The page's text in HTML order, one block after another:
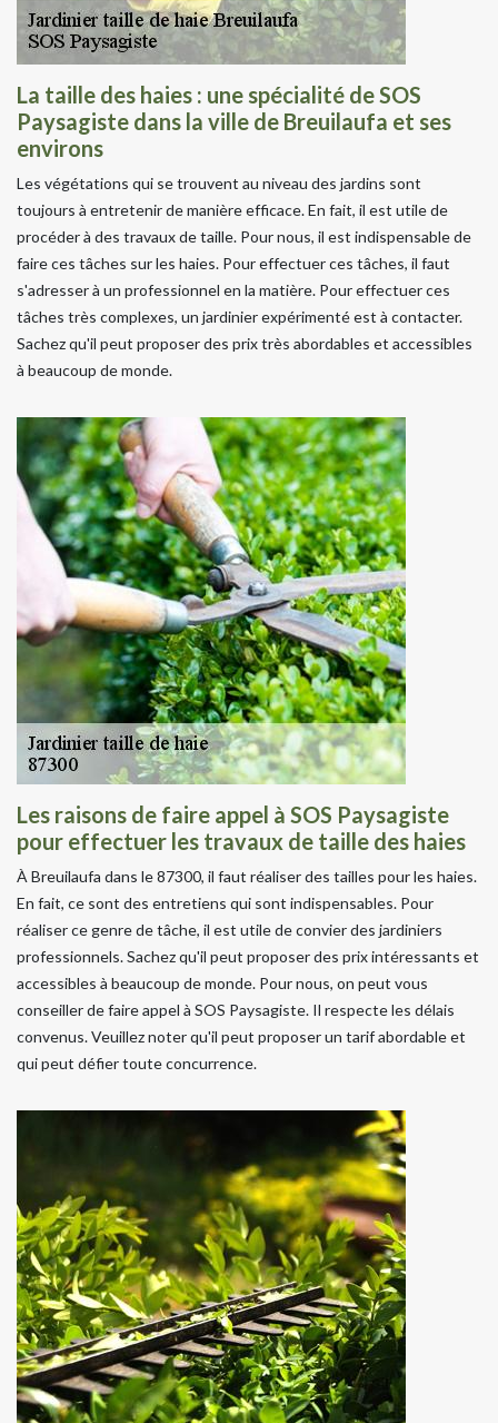
La taille des haies : une spécialité de SOS
Paysagiste dans la ville de Breuilaufa et ses
environs
Les végétations qui se trouvent au niveau des jardins sont
toujours à entretenir de manière efficace. En fait, il est utile de
procéder à des travaux de taille. Pour nous, il est indispensable de
faire ces tâches sur les haies. Pour effectuer ces tâches, il faut
s'adresser à un professionnel en la matière. Pour effectuer ces
tâches très complexes, un jardinier expérimenté est à contacter.
Sachez qu'il peut proposer des prix très abordables et accessibles
à beaucoup de monde.
Les raisons de faire appel à SOS Paysagiste
pour effectuer les travaux de taille des haies
À Breuilaufa dans le 87300, il faut réaliser des tailles pour les haies.
En fait, ce sont des entretiens qui sont indispensables. Pour
réaliser ce genre de tâche, il est utile de convier des jardiniers
professionnels. Sachez qu'il peut proposer des prix intéressants et
accessibles à beaucoup de monde. Pour nous, on peut vous
conseiller de faire appel à SOS Paysagiste. Il respecte les délais
convenus. Veuillez noter qu'il peut proposer un tarif abordable et
qui peut défier toute concurrence.